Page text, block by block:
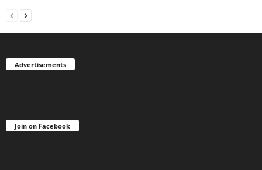
Advertisements
Join on Facebook